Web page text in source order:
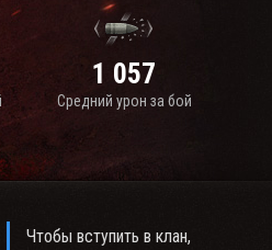
1 057
Средний урон за бой
Чтобы вступить в клан,